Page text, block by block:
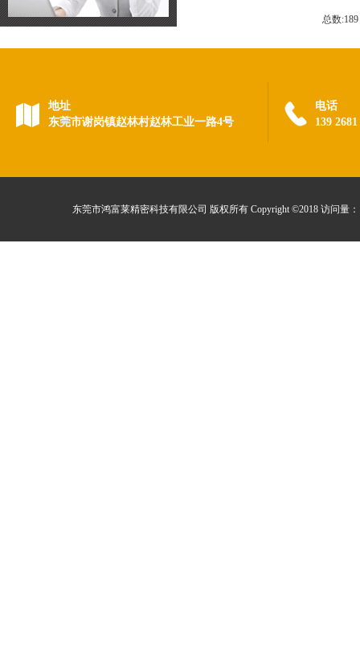
总数
地址
东莞市谢岗镇赵林村赵林工业一路4号
电话
139
东莞市鸿富莱精密科技有限公司 版权所有 Copyright ©2018 访问量：